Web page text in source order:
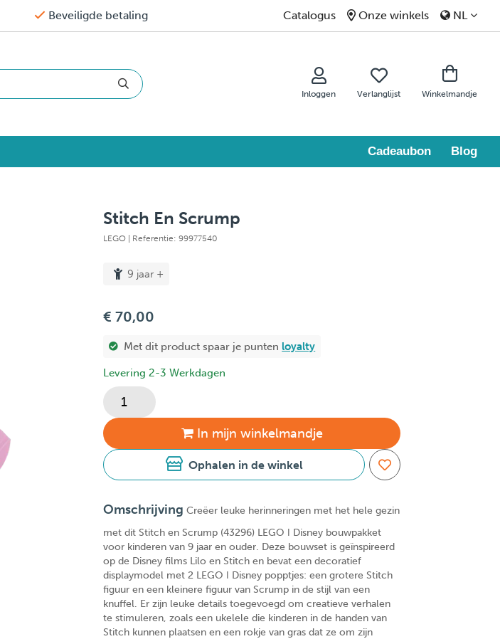
Beveiligde betaling Catalogus Onze winkels NL
Inloggen Verlanglijst Winkelmandje
Cadeaubon Blog
Stitch En Scrump
LEGO | Referentie: 99977540
9 jaar +
€ 70,00
Met dit product spaar je punten loyalty
Levering 2-3 Werkdagen
In mijn winkelmandje
Ophalen in de winkel
Omschrijving Creëer leuke herinneringen met het hele gezin
met dit Stitch en Scrump (43296) LEGO ǀ Disney bouwpakket
voor kinderen van 9 jaar en ouder. Deze bouwset is geïnspireerd
op de Disney films Lilo en Stitch en bevat een decoratief
displaymodel met 2 LEGO ǀ Disney popptjes: een grotere Stitch
figuur en een kleinere figuur van Scrump in de stijl van een
knuffel. Er zijn leuke details toegevoegd om creatieve verhalen
te stimuleren, zoals een ukelele die kinderen in de handen van
Stitch kunnen plaatsen en een rokje van gras dat ze om zijn